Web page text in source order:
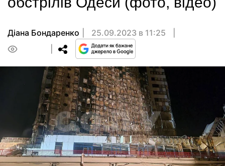
Діана Бондаренко
25.09.2023 в 11:25